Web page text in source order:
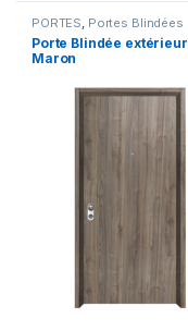
PORTES, Portes Blindées
Porte Blindée extérieur
Maron